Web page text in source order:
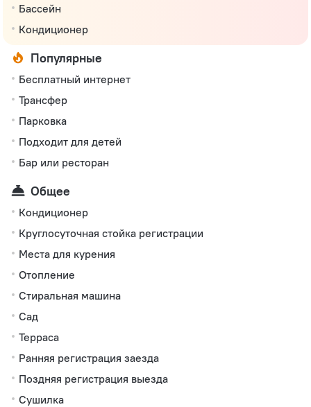
Бассейн
Кондиционер
Популярные
Бесплатный интернет
Трансфер
Парковка
Подходит для детей
Бар или ресторан
Общее
Кондиционер
Круглосуточная стойка регистрации
Места для курения
Отопление
Стиральная машина
Сад
Терраса
Ранняя регистрация заезда
Поздняя регистрация выезда
Сушилка